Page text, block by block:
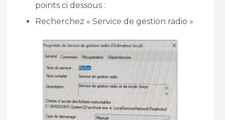
points ci dessous :
Recherchez « Service de gestion radio »